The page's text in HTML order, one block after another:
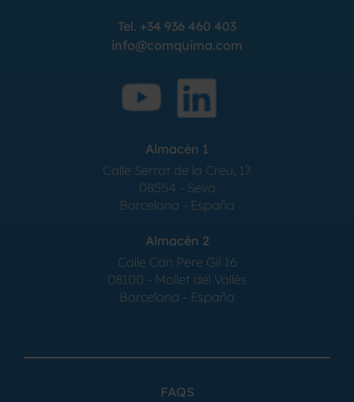
Tel. +34 936 460 403
info@comquima.com
Almacén 1
Calle Serrat de la Creu, 17
08554 - Seva
Barcelona - España
Almacén 2
Calle Can Pere Gil 16
08100 - Mollet del Vallés
Barcelona - España
FAQS